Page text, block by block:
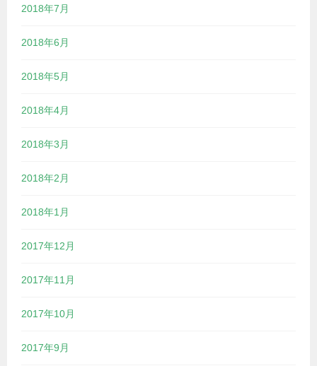
2018年7月
2018年6月
2018年5月
2018年4月
2018年3月
2018年2月
2018年1月
2017年12月
2017年11月
2017年10月
2017年9月